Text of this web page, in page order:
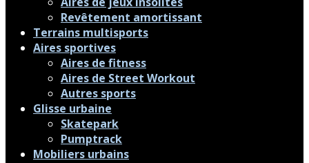
Revêtement amortissant
Terrains multisports
Aires sportives
Aires de fitness
Aires de Street Workout
Autres sports
Glisse urbaine
Skatepark
Pumptrack
Mobiliers urbains